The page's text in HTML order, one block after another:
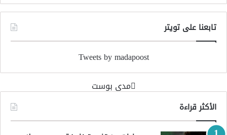
تابعنا على تويتر
Tweets by madapoost
‏مدى بوست‏
الأكثر قراءة